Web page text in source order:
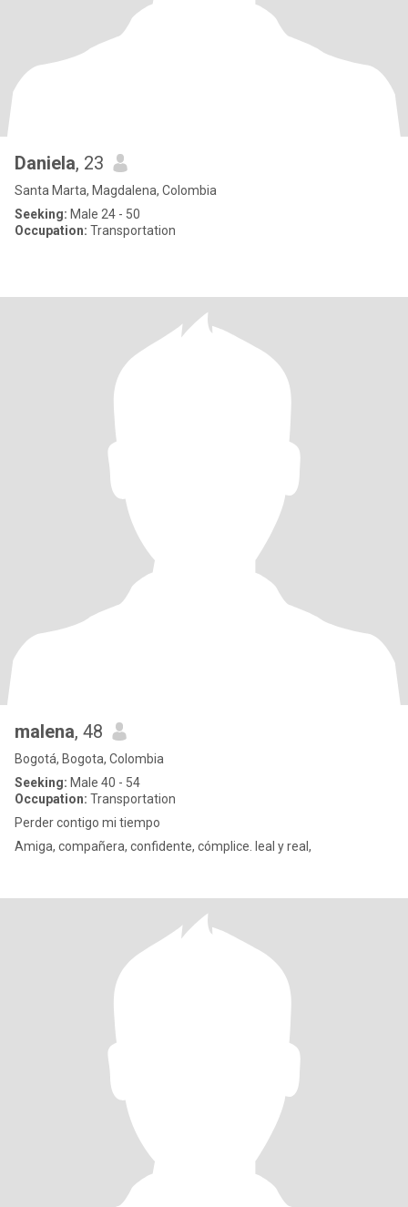
Daniela, 23
Santa Marta, Magdalena, Colombia
Seeking: Male 24 - 50
Occupation: Transportation
malena, 48
Bogotá, Bogota, Colombia
Seeking: Male 40 - 54
Occupation: Transportation
Perder contigo mi tiempo
Amiga, compañera, confidente, cómplice. leal y real,